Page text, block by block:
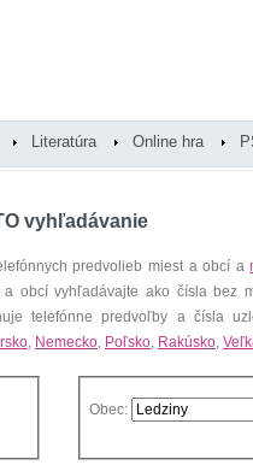
Literatúra Online hra
vyhľadávanie
predvolieb miest a obcí a
obcí vyhľadávajte ako čísla bez
telefónne predvoľby a čísla
, Nemecko, Poľsko, Rakúsko,
Obec: